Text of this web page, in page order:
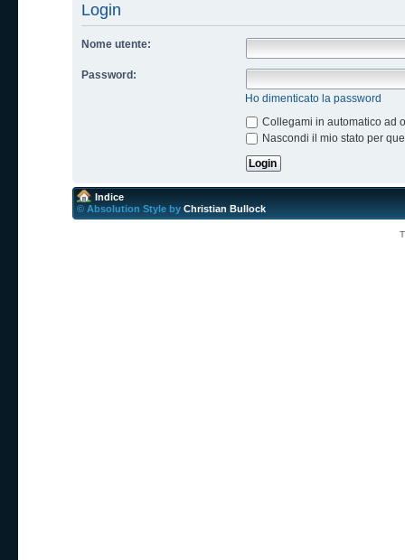
Login
Nome utente:
Password:
Ho dimenticato la password
Collegami in automatico ad
Nascondi il mio stato per
Indice
© Absolution Style by Christian Bullock